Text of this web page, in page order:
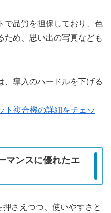
で品質を担保しており、色
ため、思い出の写真なども
、導入のハードルを下げる
ト複合機の詳細をチェッ
マンスに優れたエ
さえつつ、使いやすさと